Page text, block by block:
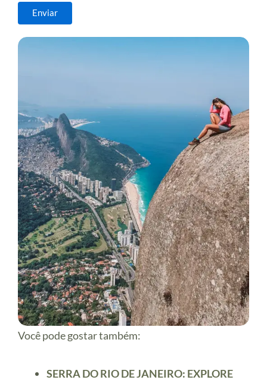
Você pode gostar também:
SERRA DO RIO DE JANEIRO: EXPLORE